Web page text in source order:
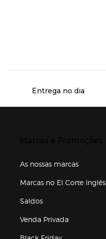
Entrega no dia
As nossas marcas
Marcas no El Corte Inglés
Saldos
Venda Privada